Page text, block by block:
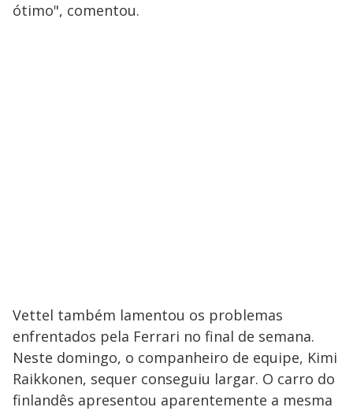
ótimo", comentou.
Vettel também lamentou os problemas
enfrentados pela Ferrari no final de semana.
Neste domingo, o companheiro de equipe, Kimi
Raikkonen, sequer conseguiu largar. O carro do
finlandês apresentou aparentemente a mesma